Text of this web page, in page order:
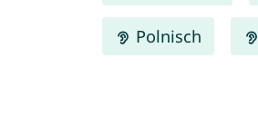
Polnisch